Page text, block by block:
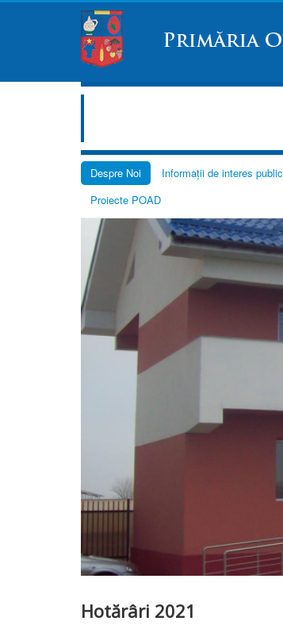
Despre Noi Informații de interes public
Proiecte POAD
Hotărâri 2021